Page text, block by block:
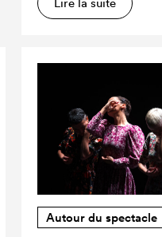
Lire la suite
Autour du spectacle